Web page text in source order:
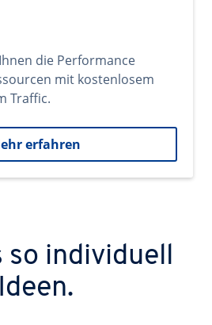
die Performance
mit kostenlosem
Traffic.
erfahren
so individuell